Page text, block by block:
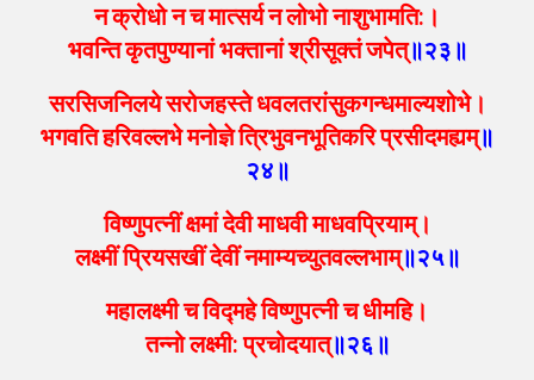
न क्रोधो न च मात्सर्य न लोभो नाशुभामति:।
भवन्ति कृतपुण्यानां भक्तानां श्रीसूक्तं जपेत्॥२३॥
सरसिजनिलये सरोजहस्ते धवलतरांसुकगन्धमाल्यशोभे।
भगवति हरिवल्लभे मनोज्ञे त्रिभुवनभूतिकरि प्रसीदमह्यम्॥
२४॥
विष्णुपत्नीं क्षमां देवी माधवी माधवप्रियाम्।
लक्ष्मीं प्रियसखीं देवीं नमाम्यच्युतवल्लभाम्॥२५॥
महालक्ष्मी च विद्महे विष्णुपत्नी च धीमहि।
तन्नो लक्ष्मी: प्रचोदयात्॥२६॥